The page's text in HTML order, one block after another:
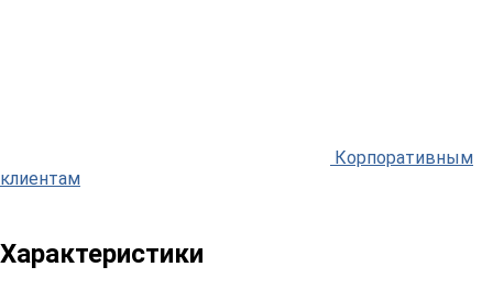
Корпоративным
клиентам
Характеристики